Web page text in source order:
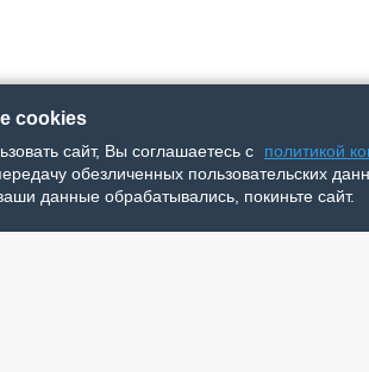
cookies
сайт, Вы соглашаетесь с
политикой
обезличенных пользовательских
данные обрабатывались, покиньте сайт.